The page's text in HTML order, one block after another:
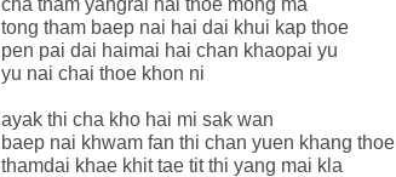
cha tham yangrai hai thoe mong ma
tong tham baep nai hai dai khui kap thoe
pen pai dai haimai hai chan khaopai yu
yu nai chai thoe khon ni
ayak thi cha kho hai mi sak wan
baep nai khwam fan thi chan yuen khang thoe
thamdai khae khit tae tit thi yang mai kla